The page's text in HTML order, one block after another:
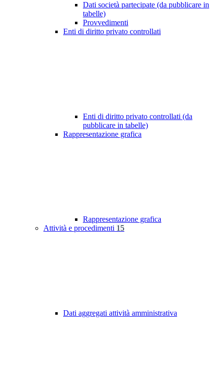
Dati società partecipate (da pubblicare in
tabelle)
Provvedimenti
Enti di diritto privato controllati
Enti di diritto privato controllati (da
pubblicare in tabelle)
Rappresentazione grafica
Rappresentazione grafica
Attività e procedimenti 15
Dati aggregati attività amministrativa